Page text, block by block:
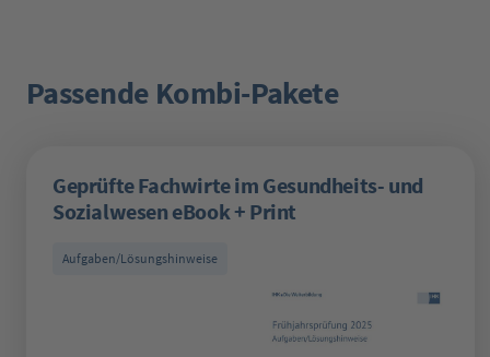
Produktgalerie überspringen
Passende Kombi-Pakete
Geprüfte Fachwirte im Gesundheits- und
Sozialwesen eBook + Print
Aufgaben/Lösungshinweise